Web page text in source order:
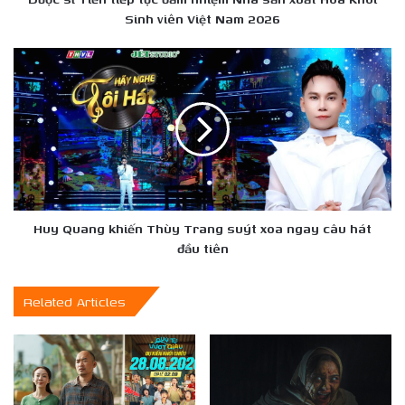
Sinh
viên
Việt
Nam
2026
Sinh viên Việt Nam 2026
Huy
Quang
khiến
Thùy
Trang
suýt
xoa
ngay
câu
Huy Quang khiến Thùy Trang suýt xoa ngay câu hát
đầu tiên
Related Articles